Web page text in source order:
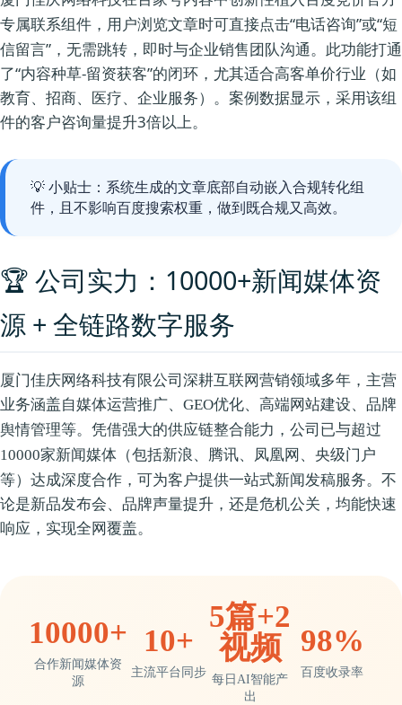
专属联系组件 ，用户浏览文章时可直接点击“电话咨询”或“短
信留言”，无需跳转，即时与企业销售团队沟通。此功能打通
了“内容种草-留资获客”的闭环，尤其适合高客单价行业（如
教育、招商、医疗、企业服务）。案例数据显示，采用该组
件的客户咨询量提升3倍以上。
💡 小贴士：系统生成的文章底部自动嵌入合规转化组
件，且不影响百度搜索权重，做到既合规又高效。
🏆 公司实力：10000+新闻媒体资
源 + 全链路数字服务
厦门佳庆网络科技有限公司深耕互联网营销领域多年，主营
业务涵盖自媒体运营推广、GEO优化、高端网站建设、品牌
舆情管理等。凭借强大的供应链整合能力，公司已与超过
10000家新闻媒体 （包括新浪、腾讯、凤凰网、央级门户
等）达成深度合作，可为客户提供一站式新闻发稿服务。不
论是新品发布会、品牌声量提升，还是危机公关，均能快速
响应，实现全网覆盖。
10000+
合作新闻媒体资
源
10+
主流平台同步
5篇+2
视频
每日AI智能产
出
98%
百度收录率